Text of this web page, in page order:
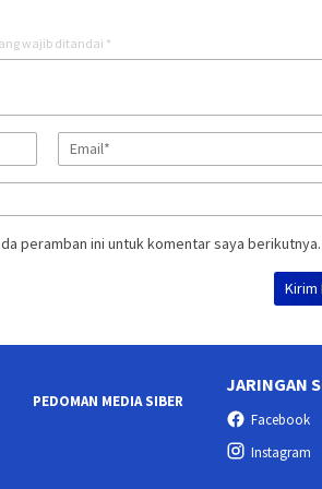
wajib ditandai *
peramban ini untuk komentar saya berikutnya.
PEDOMAN MEDIA SIBER
JARINGAN
Facebook
Instagram